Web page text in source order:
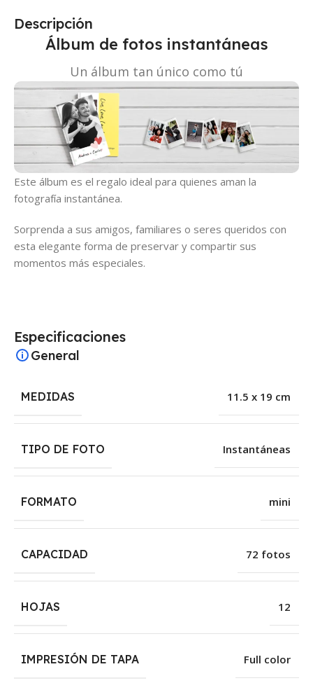
Descripción
Álbum de fotos instantáneas
Un álbum tan único como tú
Este álbum es el regalo ideal para quienes aman la
fotografía instantánea.
Sorprenda a sus amigos, familiares o seres queridos con
esta elegante forma de preservar y compartir sus
momentos más especiales.
Especificaciones
General
MEDIDAS 11.5 x 19 cm
TIPO DE FOTO Instantáneas
FORMATO mini
CAPACIDAD 72 fotos
HOJAS 12
IMPRESIÓN DE TAPA Full color